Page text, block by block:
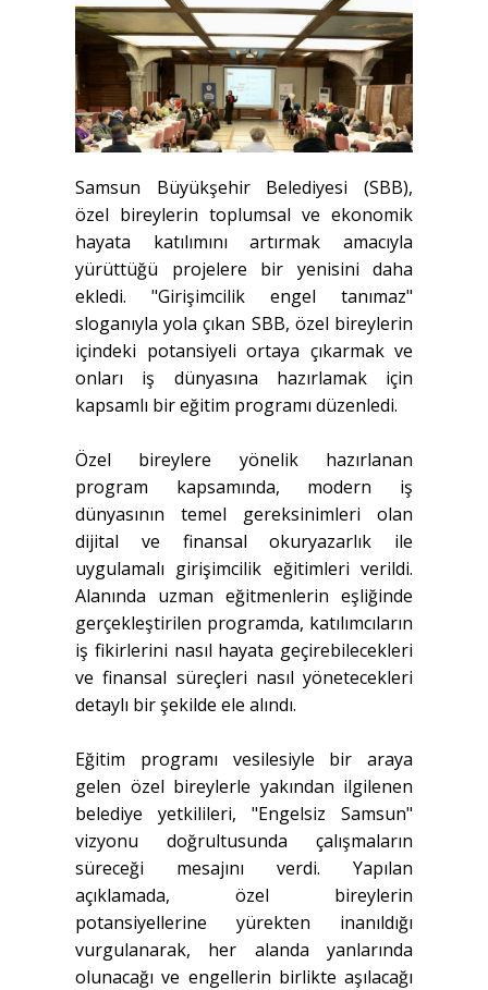
Samsun Büyükşehir Belediyesi (SBB),
özel bireylerin toplumsal ve ekonomik
hayata katılımını artırmak amacıyla
yürüttüğü projelere bir yenisini daha
ekledi. "Girişimcilik engel tanımaz"
sloganıyla yola çıkan SBB, özel bireylerin
içindeki potansiyeli ortaya çıkarmak ve
onları iş dünyasına hazırlamak için
kapsamlı bir eğitim programı düzenledi.
Özel bireylere yönelik hazırlanan
program kapsamında, modern iş
dünyasının temel gereksinimleri olan
dijital ve finansal okuryazarlık ile
uygulamalı girişimcilik eğitimleri verildi.
Alanında uzman eğitmenlerin eşliğinde
gerçekleştirilen programda, katılımcıların
iş fikirlerini nasıl hayata geçirebilecekleri
ve finansal süreçleri nasıl yönetecekleri
detaylı bir şekilde ele alındı.
Eğitim programı vesilesiyle bir araya
gelen özel bireylerle yakından ilgilenen
belediye yetkilileri, "Engelsiz Samsun"
vizyonu doğrultusunda çalışmaların
süreceği mesajını verdi. Yapılan
açıklamada, özel bireylerin
potansiyellerine yürekten inanıldığı
vurgulanarak, her alanda yanlarında
olunacağı ve engellerin birlikte aşılacağı